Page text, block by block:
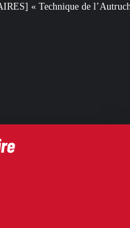
» ? 10 août 1792 :